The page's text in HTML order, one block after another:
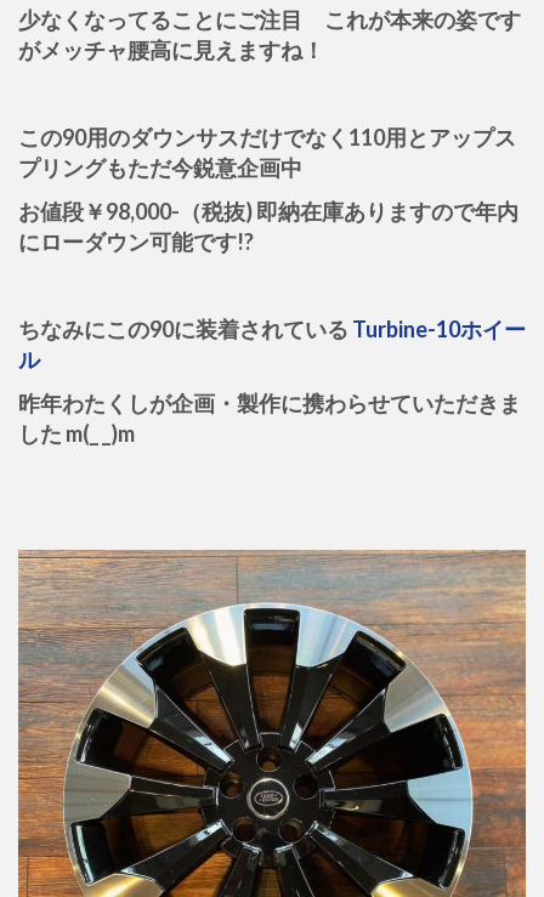
少なくなってることにご注目 これが本来の姿です
がメッチャ腰高に見えますね！
この90用のダウンサスだけでなく110用とアップス
プリングもただ今鋭意企画中
お値段￥98,000-（税抜) 即納在庫ありますので年内
にローダウン可能です!?
ちなみにこの90に装着されている Turbine-10ホイー
ル
昨年わたくしが企画・製作に携わらせていただきま
した m(_ _)m